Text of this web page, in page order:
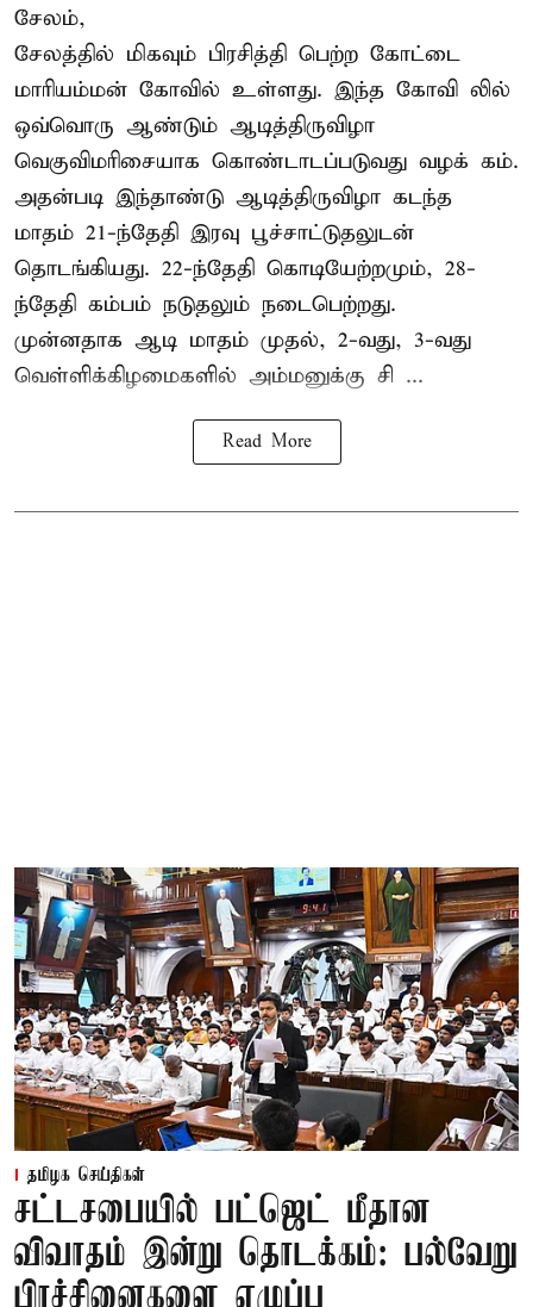
சேலம்,
சேலத்தில் மிகவும் பிரசித்தி பெற்ற கோட்டை
மாரியம்மன் கோவில் உள்ளது. இந்த கோவி லில்
ஒவ்வொரு ஆண்டும் ஆடித்திருவிழா
வெகுவிமரிசையாக கொண்டாடப்படுவது வழக் கம்.
அதன்படி இந்தாண்டு ஆடித்திருவிழா கடந்த
மாதம் 21-ந்தேதி இரவு பூச்சாட்டுதலுடன்
தொடங்கியது. 22-ந்தேதி கொடியேற்றமும், 28-
ந்தேதி கம்பம் நடுதலும் நடைபெற்றது.
முன்னதாக ஆடி மாதம் முதல், 2-வது, 3-வது
வெள்ளிக்கிழமைகளில் அம்மனுக்கு சி ...
Read More
தமிழக செய்திகள்
சட்டசபையில் பட்ஜெட் மீதான
விவாதம் இன்று தொடக்கம்: பல்வேறு
பிரச்சினைகளை எழுப்ப